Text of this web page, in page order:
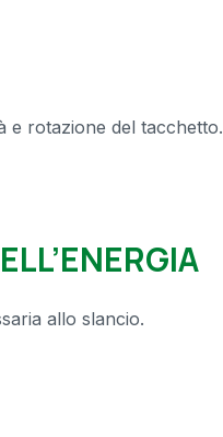
e rotazione del tacchetto.
allo slancio.